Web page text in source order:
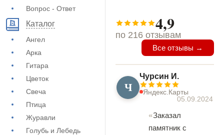
Вопрос - Ответ
Каталог
Ангел
Арка
Гитара
Цветок
Свеча
Птица
Журавли
Голубь и Лебедь
4,9
по 216 отзывам
Все отзывы →
Ч
Чурсин И.
Яндекс.Карты
05.09.2024
Заказал
памятник с